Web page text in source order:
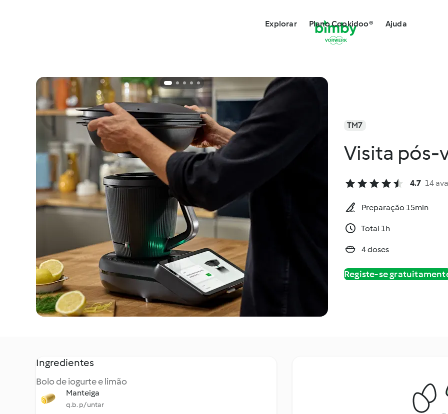
Explorar Plano Cookidoo® Ajuda
TM7
Visita pós-
4.7 14
Preparação 15min
Total 1h
4 doses
Registe-se
Ingredientes
Bolo de iogurte e limão
Manteiga
q.b. p/ untar